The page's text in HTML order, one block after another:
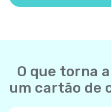
O que torna
um cartão de